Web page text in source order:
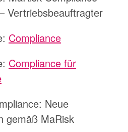
Vertriebsbeauftragter
Compliance
Compliance für
Neue
gemäß MaRisk